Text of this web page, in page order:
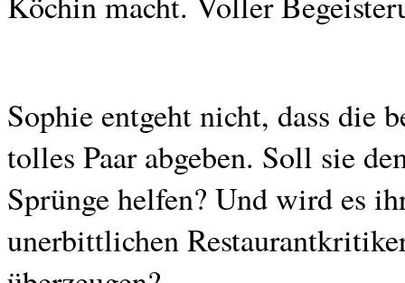
Sophie entgeht nicht, dass die
tolles Paar abgeben. Soll sie
Sprünge helfen? Und wird es
unerbittlichen